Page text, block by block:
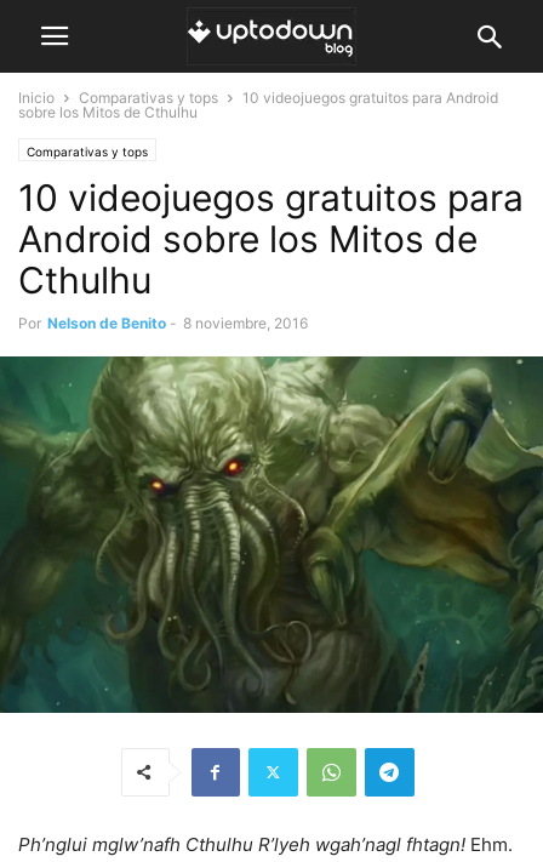
Inicio Comparativas y tops
10 videojuegos gratuitos para Android
sobre los Mitos de Cthulhu
Comparativas y tops
10 videojuegos gratuitos para
Android sobre los Mitos de
Cthulhu
Por Nelson de Benito - 8 noviembre, 2016
Ph’nglui mglw’nafh Cthulhu R’lyeh wgah’nagl fhtagn! Ehm.